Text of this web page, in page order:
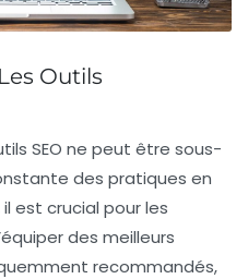
Outils
SEO ne peut être sous-
des pratiques en
est crucial pour les
des meilleurs
recommandés,